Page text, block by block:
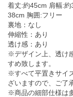
着丈:約45cm 肩幅:
38cm 胸囲:フリー
裏地：なし
伸縮性：あり
透け感：あり
※デザイン上、透け
すめ致します。
※すべて平置きサイ
ざいますので、ご了
※商品の細部仕様は